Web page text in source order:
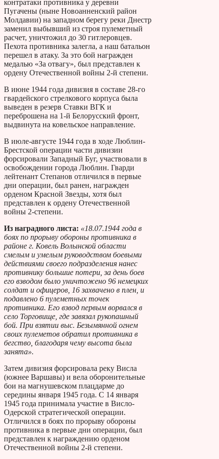
контратаки противника у деревни
Пугачены (ныне Новоанненский район
Молдавии) на западном берегу реки Днестр
заменил выбывший из строя пулеметный
расчет, уничтожил до 30 гитлеровцев.
Пехота противника залегла, а наш батальон
перешел в атаку. За это бой награжден
медалью «За отвагу», был представлен к
ордену Отечественной войны 2-й степени.
В июне 1944 года дивизия в составе 28-го
гвардейского стрелкового корпуса была
выведен в резерв Ставки ВГК и
переброшена на 1-й Белорусский фронт,
выдвинута на ковельское направление.
В июле-августе 1944 года в ходе Люблин-
Брестской операции части дивизии
форсировали Западный Буг, участвовали в
освобождении города Люблин. Гварди
лейтенант Степанов отличился в первые
дни операции, был ранен, награжден
орденом Красной Звезды, хотя был
представлен к ордену Отечественной
войны 2-степени.
Из наградного листа: «18.07.1944 года в
боях по прорыву обороны противника в
районе г. Ковель Волынской области
смелым и умелым руководством боевыми
действиями своего подразделения нанес
противнику большие потери, за день боев
его взводом было уничтожено 96 немецких
солдат и офицеров, 16 захвачено в плен, и
подавлено 6 пулеметных точек
противника. Его взвод первым ворвался в
село Торговище, где завязал рукопашный
бой. При взятии выс. Безымянной огнем
своих пулеметов обратил противника в
бегство, благодаря чему высота была
занята».
Затем дивизия форсировала реку Висла
(южнее Варшавы) и вела оборонительные
бои на магнушевском плацдарме до
середины января 1945 года. С 14 января
1945 года принимала участие в Висло-
Одерской стратегической операции.
Отличился в боях по прорыву обороны
противника в первые дни операции, был
представлен к награждению орденом
Отечественной войны 2-й степени.